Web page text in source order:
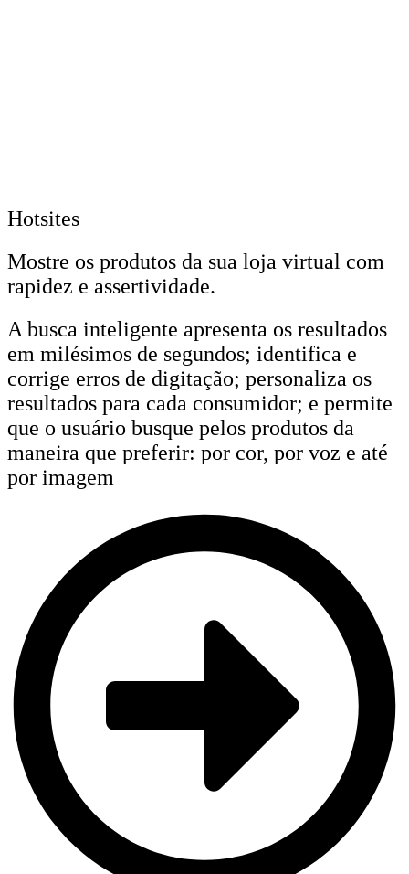
Hotsites
Mostre os produtos da sua loja virtual com
rapidez e assertividade.
A busca inteligente apresenta os resultados
em milésimos de segundos; identifica e
corrige erros de digitação; personaliza os
resultados para cada consumidor; e permite
que o usuário busque pelos produtos da
maneira que preferir: por cor, por voz e até
por imagem